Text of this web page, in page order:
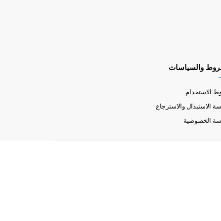
والسياسات
الاستخدام
الاستبدال والاسترجاع
الخصوصية